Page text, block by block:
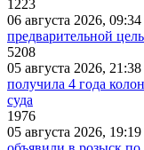
1223
06 августа 2026, 09:34
предварительной
5208
05 августа 2026, 21:38
получила 4 года
суда
1976
05 августа 2026, 19:19